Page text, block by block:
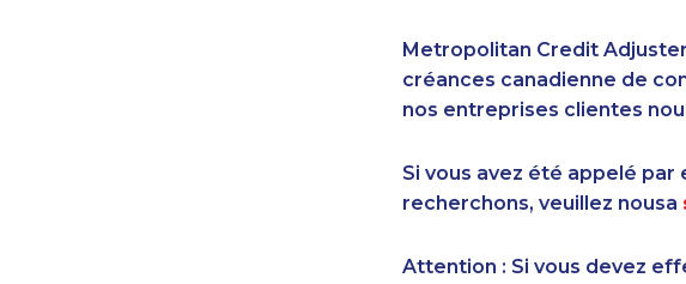
Metropolitan Credit
créances canadienne de
nos entreprises clientes
Si vous avez été appelé
recherchons, veuillez nousa
Attention : Si vous devez